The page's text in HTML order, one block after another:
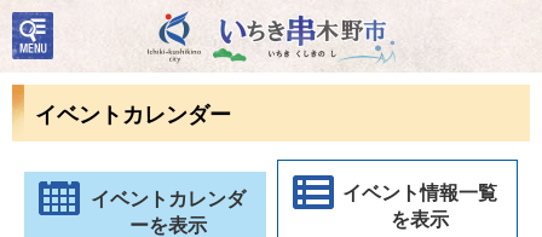
いちき串木野市
検
索・
共通
ューイベントカレンダー
イベントカレンダ
ーを表示
イベント情報一覧
を表示